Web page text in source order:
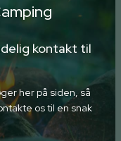
kontakt til
her på siden, så
os til en snak